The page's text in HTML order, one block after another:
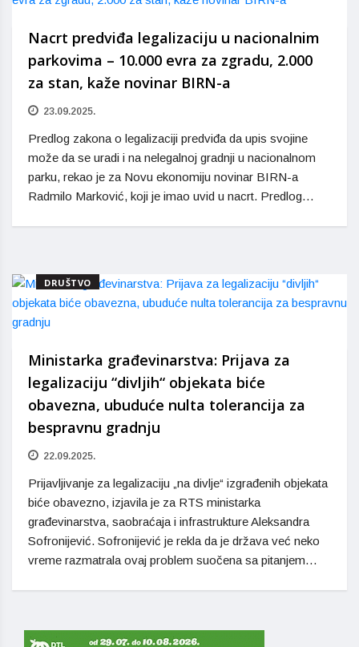
Nacrt predviđa legalizaciju u nacionalnim
parkovima – 10.000 evra za zgradu, 2.000
za stan, kaže novinar BIRN-a
23.09.2025.
Predlog zakona o legalizaciji predviđa da upis svojine
može da se uradi i na nelegalnoj gradnji u nacionalnom
parku, rekao je za Novu ekonomiju novinar BIRN-a
Radmilo Marković, koji je imao uvid u nacrt. Predlog…
DRUŠTVO
Ministarka građevinarstva: Prijava za
legalizaciju “divljih“ objekata biće
obavezna, ubuduće nulta tolerancija za
bespravnu gradnju
22.09.2025.
Prijavljivanje za legalizaciju „na divlje“ izgrađenih objekata
biće obavezno, izjavila je za RTS ministarka
građevinarstva, saobraćaja i infrastrukture Aleksandra
Sofronijević. Sofronijević je rekla da je država već neko
vreme razmatrala ovaj problem suočena sa pitanjem…